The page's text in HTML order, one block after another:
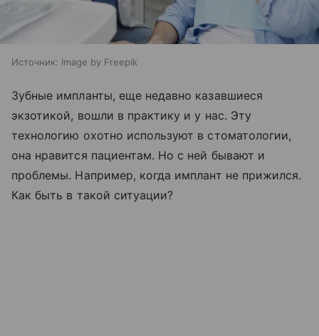
Источник: Image by Freepik
Зубные импланты, еще недавно казавшиеся
экзотикой, вошли в практику и у нас. Эту
технологию охотно используют в стоматологии,
она нравится пациентам. Но с ней бывают и
проблемы. Например, когда имплант не прижился.
Как быть в такой ситуации?